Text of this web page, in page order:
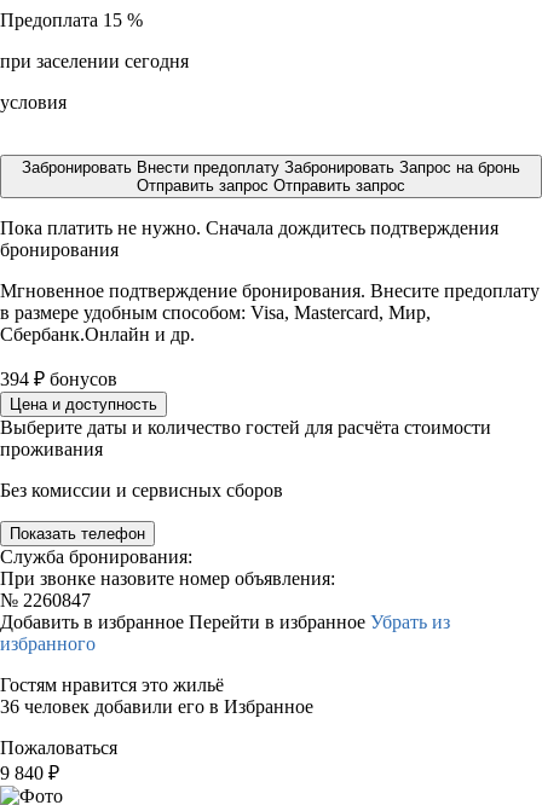
Предоплата 15 %
при заселении сегодня
условия
Забронировать Внести предоплату Забронировать Запрос на бронь
Отправить запрос Отправить запрос
Пока платить не нужно. Сначала дождитесь подтверждения
бронирования
Мгновенное подтверждение бронирования. Внесите предоплату
в размере удобным способом: Visa, Mastercard, Мир,
Сбербанк.Онлайн и др.
394 ₽ бонусов
Цена и доступность
Выберите даты и количество гостей для расчёта стоимости
проживания
Без комиссии и сервисных сборов
Показать телефон
Служба бронирования:
При звонке назовите номер объявления:
№ 2260847
Добавить в избранное Перейти в избранное Убрать из
избранного
Гостям нравится это жильё
36 человек добавили его в Избранное
Пожаловаться
9 840 ₽